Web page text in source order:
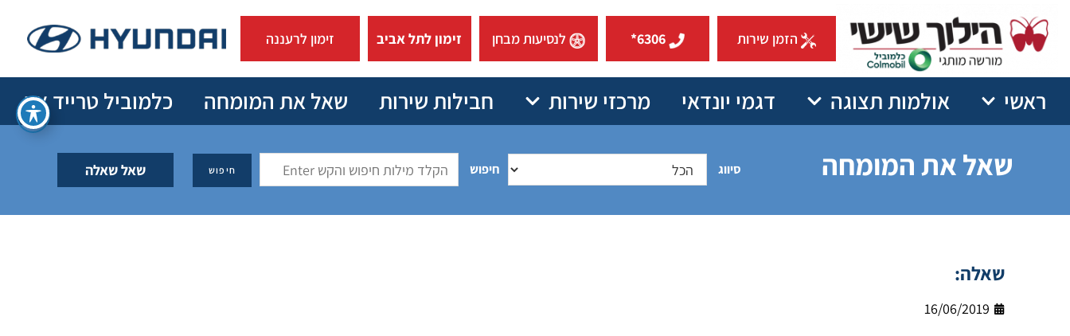
הזמן שירות 6306* לנסיעות מבחן זימון לתל אביב זימון לרעננה
ראשי אולמות תצוגה דגמי יונדאי מרכזי שירות חבילות שירות שאל את המומחה כלמוביל טרייד אין
שאל את המומחה סיווג חיפוש שאל שאלה
שאלה:
16/06/2019